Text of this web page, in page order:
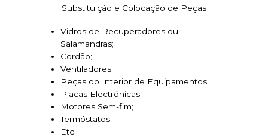
Substituição e Colocação de Peças
Vidros de Recuperadores ou
Salamandras;
Cordão;
Ventiladores;
Peças do Interior de Equipamentos;
Placas Electrónicas;
Motores Sem-fim;
Termóstatos;
Etc;